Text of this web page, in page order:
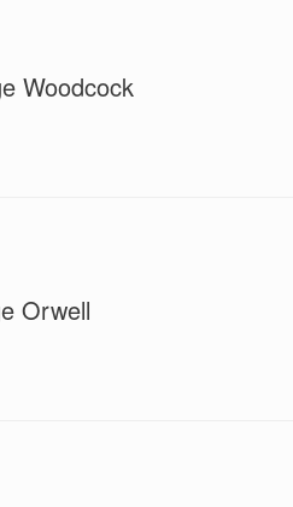
Woodcock
Orwell